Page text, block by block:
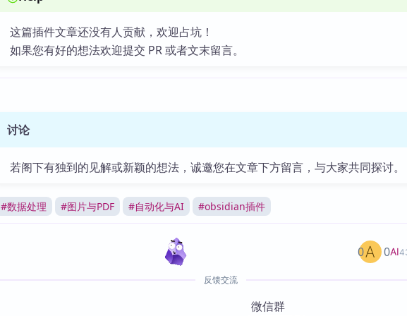
这篇插件文章还没有人贡献，欢迎占坑！
如果您有好的想法欢迎提交 PR 或者文末留言。
讨论
若阁下有独到的见解或新颖的想法，诚邀您在文章下方留言，与大家共同探讨。
#数据处理 #图片与PDF #自动化与AI #obsidian插件
AI
0 0
反馈交流
微信群